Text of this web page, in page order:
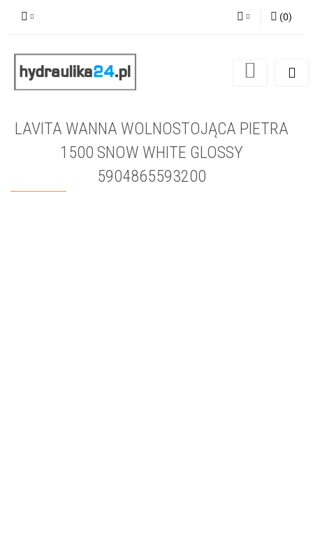
Zarejestruj się
(0)
LAVITA WANNA WOLNOSTOJĄCA PIETRA
1500 SNOW WHITE GLOSSY
5904865593200